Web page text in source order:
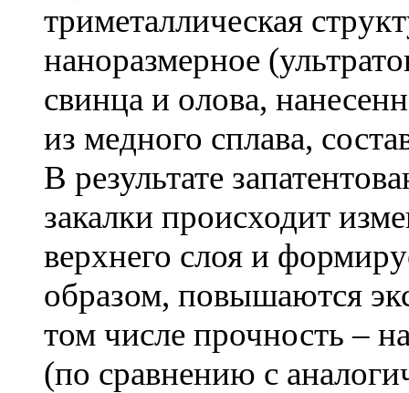
триметаллическая
наноразмерное
свинца и олова,
из медного сплава,
В результате
закалки происходит
верхнего слоя и
образом, повышаются
том числе прочность –
(по сравнению с